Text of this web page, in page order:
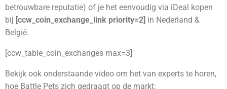
betrouwbare reputatie) of je het eenvoudig via iDeal kopen
bij [ccw_coin_exchange_link priority=2] in Nederland &
België.
[ccw_table_coin_exchanges max=3]
Bekijk ook onderstaande video om het van experts te horen,
hoe Battle Pets zich gedraagt op de markt: